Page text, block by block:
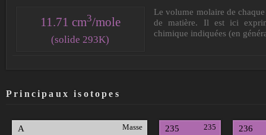
11.71 cm3/mole
(solide 293K)
Le volume molaire de
de matière. Il est ici
chimique indiquées (en
Principaux isotopes
Masse
A 235
235 236